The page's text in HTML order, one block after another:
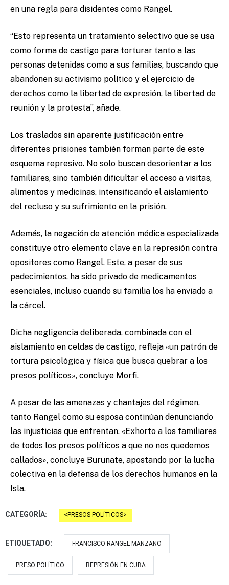
en una regla para disidentes como Rangel.
“Esto representa un tratamiento selectivo que se usa
como forma de castigo para torturar tanto a las
personas detenidas como a sus familias, buscando que
abandonen su activismo político y el ejercicio de
derechos como la libertad de expresión, la libertad de
reunión y la protesta”, añade.
Los traslados sin aparente justificación entre
diferentes prisiones también forman parte de este
esquema represivo. No solo buscan desorientar a los
familiares, sino también dificultar el acceso a visitas,
alimentos y medicinas, intensificando el aislamiento
del recluso y su sufrimiento en la prisión.
Además, la negación de atención médica especializada
constituye otro elemento clave en la represión contra
opositores como Rangel. Este, a pesar de sus
padecimientos, ha sido privado de medicamentos
esenciales, incluso cuando su familia los ha enviado a
la cárcel.
Dicha negligencia deliberada, combinada con el
aislamiento en celdas de castigo, refleja «un patrón de
tortura psicológica y física que busca quebrar a los
presos políticos», concluye Morfi.
A pesar de las amenazas y chantajes del régimen,
tanto Rangel como su esposa continúan denunciando
las injusticias que enfrentan. «Exhorto a los familiares
de todos los presos políticos a que no nos quedemos
callados», concluye Burunate, apostando por la lucha
colectiva en la defensa de los derechos humanos en la
Isla.
CATEGORÍA: PRESOS POLÍTICOS
ETIQUETADO: FRANCISCO RANGEL MANZANO
PRESO POLÍTICO REPRESIÓN EN CUBA